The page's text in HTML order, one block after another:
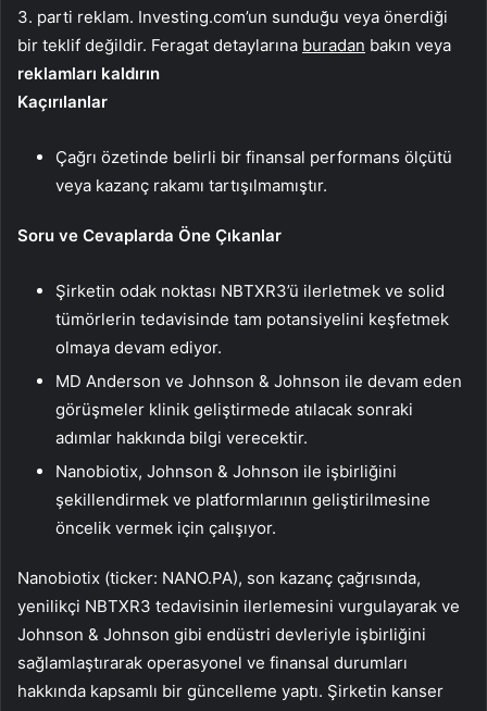
3. parti reklam. Investing.com’un sunduğu veya önerdiği
bir teklif değildir. Feragat detaylarına buradan bakın veya
reklamları kaldırın
Kaçırılanlar
Çağrı özetinde belirli bir finansal performans ölçütü
veya kazanç rakamı tartışılmamıştır.
Soru ve Cevaplarda Öne Çıkanlar
Şirketin odak noktası NBTXR3’ü ilerletmek ve solid
tümörlerin tedavisinde tam potansiyelini keşfetmek
olmaya devam ediyor.
MD Anderson ve Johnson & Johnson ile devam eden
görüşmeler klinik geliştirmede atılacak sonraki
adımlar hakkında bilgi verecektir.
Nanobiotix, Johnson & Johnson ile işbirliğini
şekillendirmek ve platformlarının geliştirilmesine
öncelik vermek için çalışıyor.
Nanobiotix (ticker: NANO.PA), son kazanç çağrısında,
yenilikçi NBTXR3 tedavisinin ilerlemesini vurgulayarak ve
Johnson & Johnson gibi endüstri devleriyle işbirliğini
sağlamlaştırarak operasyonel ve finansal durumları
hakkında kapsamlı bir güncelleme yaptı. Şirketin kanser